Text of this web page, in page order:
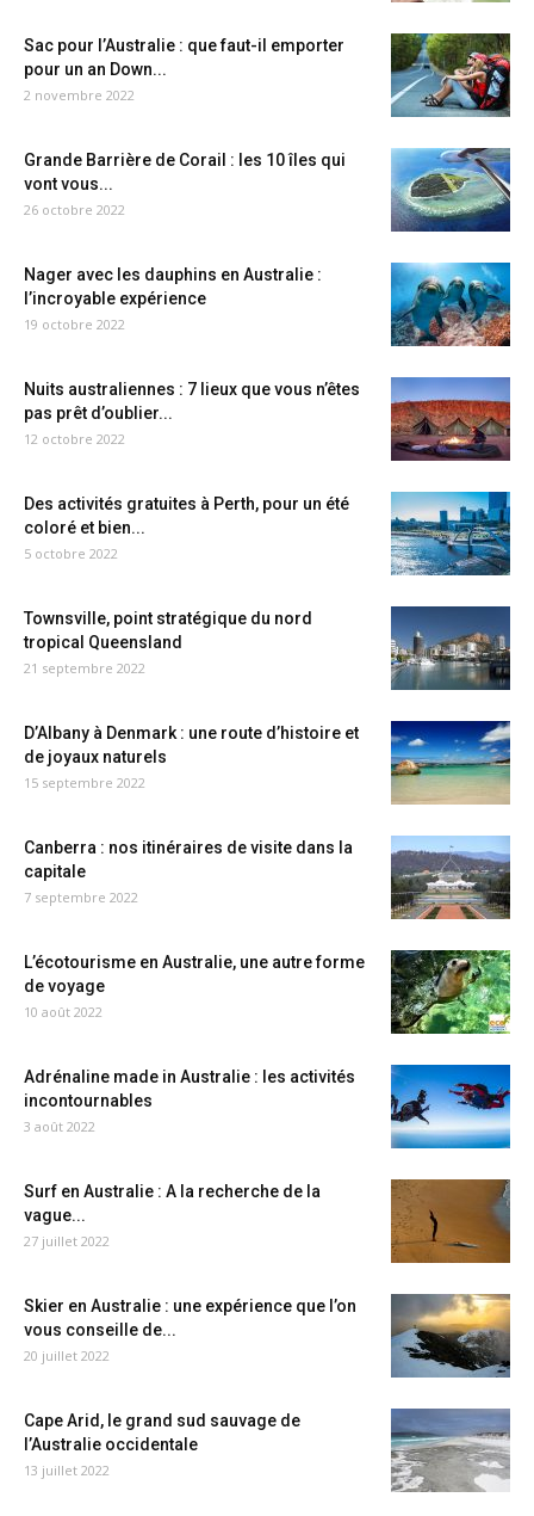
Sac pour l’Australie : que faut-il emporter
pour un an Down...
2 novembre 2022
Grande Barrière de Corail : les 10 îles qui
vont vous...
26 octobre 2022
Nager avec les dauphins en Australie :
l’incroyable expérience
19 octobre 2022
Nuits australiennes : 7 lieux que vous n’êtes
pas prêt d’oublier...
12 octobre 2022
Des activités gratuites à Perth, pour un été
coloré et bien...
5 octobre 2022
Townsville, point stratégique du nord
tropical Queensland
21 septembre 2022
D’Albany à Denmark : une route d’histoire et
de joyaux naturels
15 septembre 2022
Canberra : nos itinéraires de visite dans la
capitale
7 septembre 2022
L’écotourisme en Australie, une autre forme
de voyage
10 août 2022
Adrénaline made in Australie : les activités
incontournables
3 août 2022
Surf en Australie : A la recherche de la
vague...
27 juillet 2022
Skier en Australie : une expérience que l’on
vous conseille de...
20 juillet 2022
Cape Arid, le grand sud sauvage de
l’Australie occidentale
13 juillet 2022